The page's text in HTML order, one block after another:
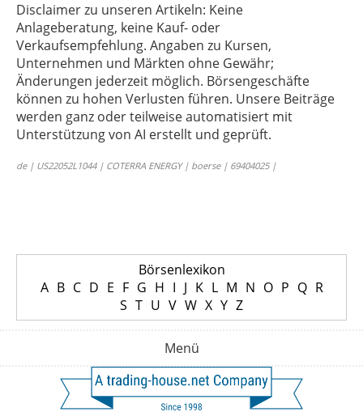
Disclaimer zu unseren Artikeln: Keine
Anlageberatung, keine Kauf- oder
Verkaufsempfehlung. Angaben zu Kursen,
Unternehmen und Märkten ohne Gewähr;
Änderungen jederzeit möglich. Börsengeschäfte
können zu hohen Verlusten führen. Unsere Beiträge
werden ganz oder teilweise automatisiert mit
Unterstützung von AI erstellt und geprüft.
de | US22052L1044 | COTERRA ENERGY | boerse | 69404025 |
Börsenlexikon
A B C D E F G H I J K L M N O P Q R
S T U V W X Y Z
Menü